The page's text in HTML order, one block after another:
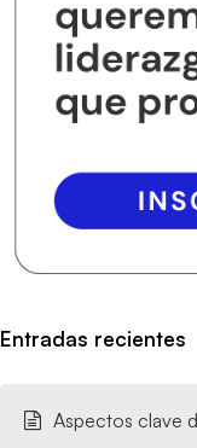
Entradas recientes
Aspectos clave